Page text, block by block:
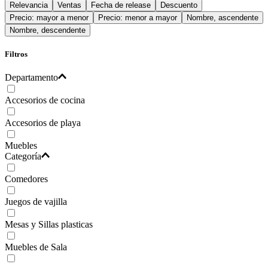
Relevancia
Ventas Fecha de release
Descuento
Precio: mayor a menor
Precio: menor a mayor
Nombre, ascendente
Nombre, descendente
Filtros
Departamento
Accesorios de cocina
Accesorios de playa
Muebles
Categoría
Comedores
Juegos de vajilla
Mesas y Sillas plasticas
Muebles de Sala